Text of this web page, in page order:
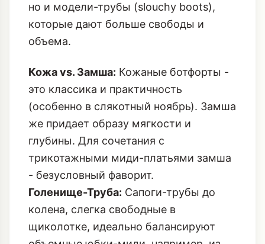
но и модели-трубы (slouchy boots),
которые дают больше свободы и
объема.
Кожа vs. Замша: Кожаные ботфорты -
это классика и практичность
(особенно в слякотный ноябрь). Замша
же придает образу мягкости и
глубины. Для сочетания с
трикотажными миди-платьями замша
- безусловный фаворит.
Голенище-Труба: Сапоги-трубы до
колена, слегка свободные в
щиколотке, идеально балансируют